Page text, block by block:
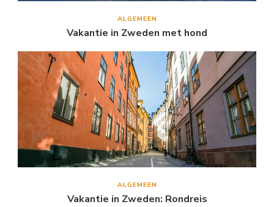
ALGEMEEN
Vakantie in Zweden met hond
ALGEMEEN
Vakantie in Zweden: Rondreis